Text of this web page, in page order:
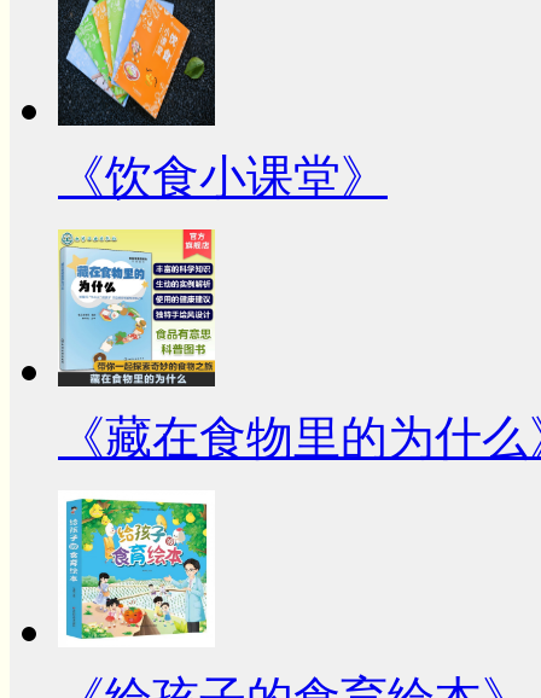
《饮食小课堂》
《藏在食物里的为什